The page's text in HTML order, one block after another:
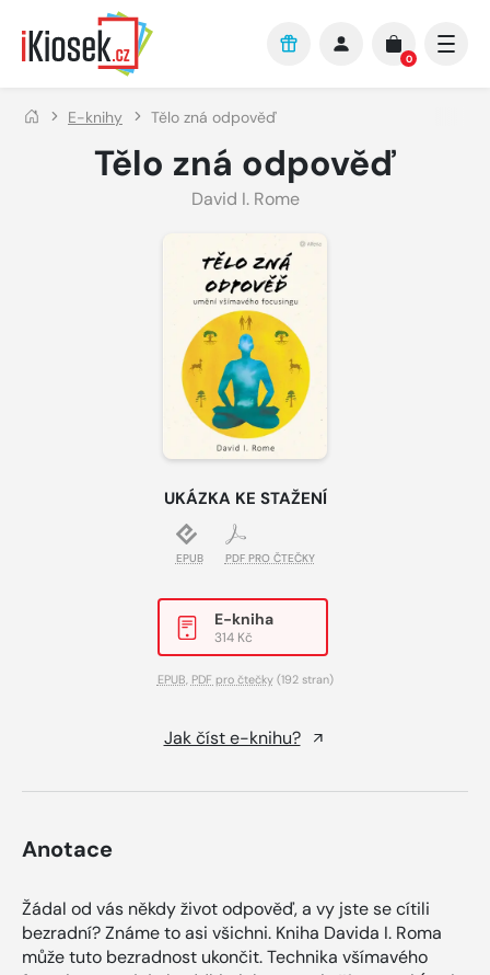
Přejít na hlavní obsah
0
E-knihy Tělo zná odpověď
Tělo zná odpověď
David I. Rome
UKÁZKA KE STAŽENÍ
EPUB PDF PRO ČTEČKY
E-kniha
314 Kč
EPUB, PDF pro čtečky(192 stran)
Jak číst e-knihu?
Anotace
Žádal od vás někdy život odpověď, a vy jste se cítili
bezradní? Známe to asi všichni. Kniha Davida I. Roma
může tuto bezradnost ukončit. Technika vší­mavého